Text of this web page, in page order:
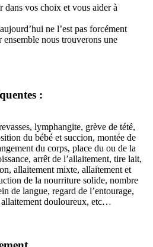
dans vos choix et vous aider à
ne l’est pas forcément
nous trouverons une
:
lymphangite, grève de tété,
du bébé et succion, montée de
du corps, place du ou de la
arrêt de l’allaitement, tire lait,
allaitement mixte, allaitement et
de la nourriture solide, nombre
de langue, regard de l’entourage,
allaitement douloureux, etc…